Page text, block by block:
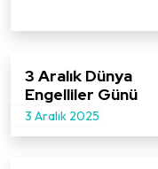
3 Aralık Dünya
Engelliler Günü
3 Aralık 2025